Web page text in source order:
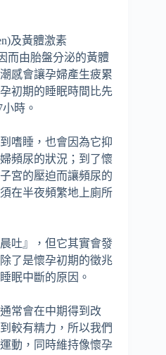
及黃體激素
而由胎盤分泌的黃體
感會讓孕婦產生疲累
初期的睡眠時間比先
時。
嗜睡，也會因為它抑
頻尿的狀況；到了懷
宮的壓迫而讓頻尿的
在半夜頻繁地上廁所
吐』，但它其實會發
了是懷孕初期的徵兆
眠中斷的原因。
常會在中期得到改
較有精力，所以我們
動，同時維持像懷孕